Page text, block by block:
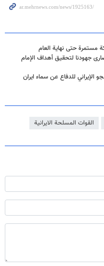
مستمرة حتى نهاية العام
جهودنا لتحقيق أهداف الإمام
الإيراني للدفاع عن سماء ايران
القوات المسلحة الايرانية